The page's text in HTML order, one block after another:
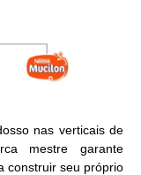
nas verticais de
mestre garante
construir seu próprio